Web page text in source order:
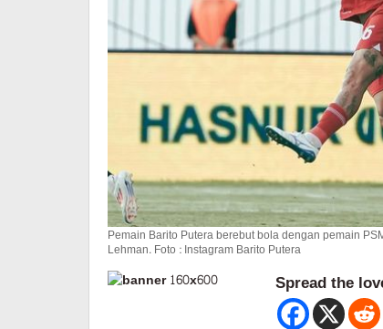
Pemain Barito Putera berebut bola dengan pemain
Lehman. Foto : Instagram Barito Putera
Spread the